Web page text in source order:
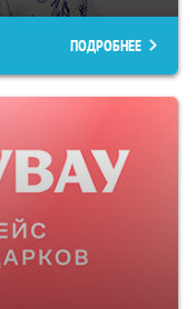
ПОДРОБНЕЕ